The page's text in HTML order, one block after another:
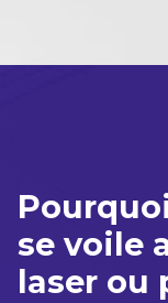
se voile
laser ou